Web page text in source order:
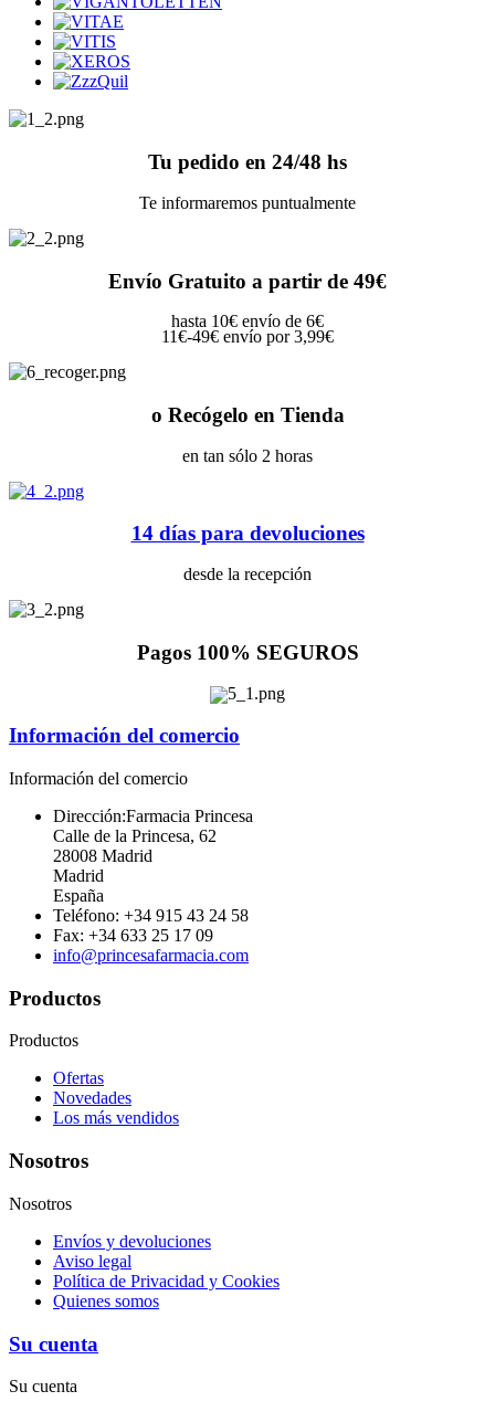
Tu pedido en 24/48 hs
Te informaremos puntualmente
Envío Gratuito a partir de 49€
hasta 10€ envío de 6€
11€-49€ envío por 3,99€
o Recógelo en Tienda
en tan sólo 2 horas
14 días para devoluciones
desde la recepción
Pagos 100% SEGUROS
Información del comercio
Información del comercio
Dirección:Farmacia Princesa
Calle de la Princesa, 62
28008 Madrid
Madrid
España
Teléfono: +34 915 43 24 58
Fax: +34 633 25 17 09
info@princesafarmacia.com
Productos
Productos
Ofertas
Novedades
Los más vendidos
Nosotros
Nosotros
Envíos y devoluciones
Aviso legal
Política de Privacidad y Cookies
Quienes somos
Su cuenta
Su cuenta